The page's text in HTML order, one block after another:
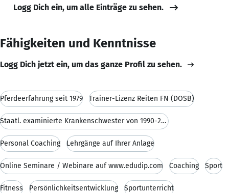
Logg Dich ein, um alle Einträge zu sehen.
Fähigkeiten und Kenntnisse
Logg Dich jetzt ein, um das ganze Profil zu sehen.
Pferdeerfahrung seit 1979 Trainer-Lizenz Reiten FN (DOSB)
Staatl. examinierte Krankenschwester von 1990-2012
Personal Coaching Lehrgänge auf Ihrer Anlage
Online Seminare / Webinare auf www.edudip.com Coaching Sport
Fitness Persönlichkeitsentwicklung Sportunterricht